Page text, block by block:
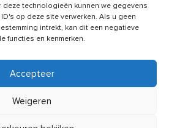
technologieën kunnen we gegevens
op deze site verwerken. Als u geen
intrekt, kan dit een negatieve
functies en kenmerken.
Accepteer
Weigeren
advies nodig?
vraag?